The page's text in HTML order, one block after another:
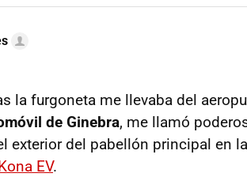
la furgoneta me llevaba del
de Ginebra, me llamó
exterior del pabellón principal en
EV.